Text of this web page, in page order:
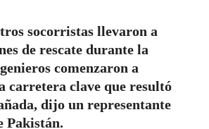
socorristas llevaron a
de rescate durante la
comenzaron a
carretera clave que resultó
dijo un representante
Pakistán.